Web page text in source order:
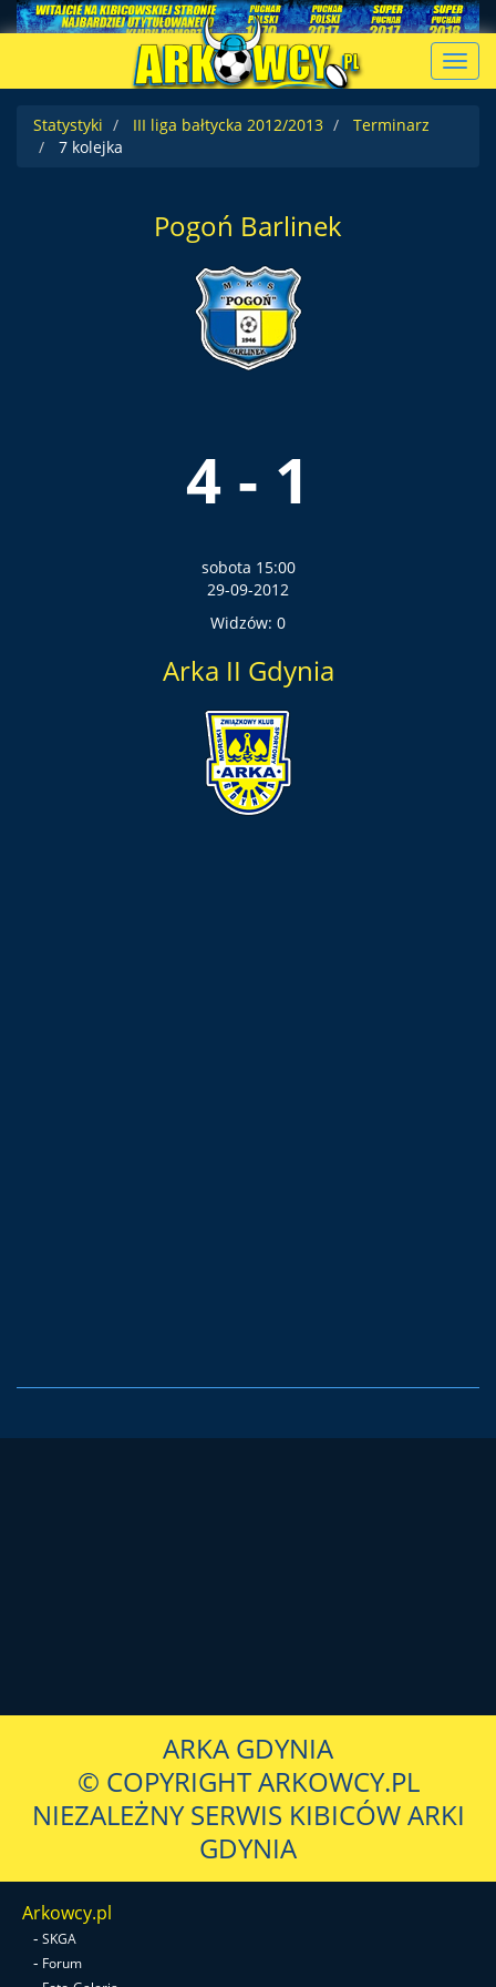
Statystyki
III liga bałtycka 2012/2013
Terminarz
7 kolejka
Pogoń Barlinek
4 - 1
sobota 15:00
29-09-2012
Widzów: 0
Arka II Gdynia
ARKA GDYNIA
© COPYRIGHT ARKOWCY.PL
NIEZALEŻNY SERWIS KIBICÓW ARKI
GDYNIA
Arkowcy.pl
- SKGA
- Forum